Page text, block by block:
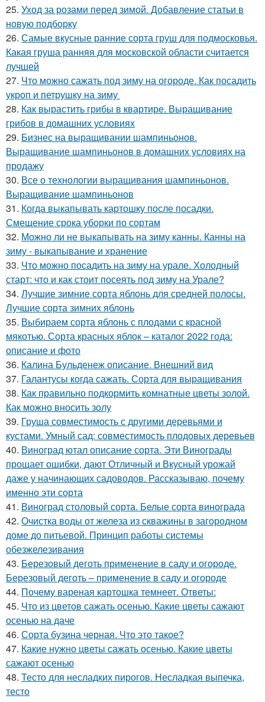
25. Уход за розами перед зимой. Добавление статьи в
новую подборку
26. Самые вкусные ранние сорта груш для подмосковья.
Какая груша ранняя для московской области считается
лучшей
27. Что можно сажать под зиму на огороде. Как посадить
укроп и петрушку на зиму
28. Как вырастить грибы в квартире. Выращивание
грибов в домашних условиях
29. Бизнес на выращивании шампиньонов.
Выращивание шампиньонов в домашних условиях на
продажу
30. Все о технологии выращивания шампиньонов.
Выращивание шампиньонов
31. Когда выкапывать картошку после посадки.
Смещение срока уборки по сортам
32. Можно ли не выкапывать на зиму канны. Канны на
зиму - выкапывание и хранение
33. Что можно посадить на зиму на урале. Холодный
старт: что и как стоит посеять под зиму на Урале?
34. Лучшие зимние сорта яблонь для средней полосы.
Лучшие сорта зимних яблонь
35. Выбираем сорта яблонь с плодами с красной
мякотью. Сорта красных яблок – каталог 2022 года:
описание и фото
36. Калина Бульденеж описание. Внешний вид
37. Галантусы когда сажать. Сорта для выращивания
38. Как правильно подкормить комнатные цветы золой.
Как можно вносить золу
39. Груша совместимость с другими деревьями и
кустами. Умный сад: совместимость плодовых деревьев
40. Виноград ютал описание сорта. Эти Винограды
прощает ошибки, дают Отличный и Вкусный урожай
даже у начинающих садоводов. Рассказываю, почему
именно эти сорта
41. Виноград столовый сорта. Белые сорта винограда
42. Очистка воды от железа из скважины в загородном
доме до питьевой. Принцип работы системы
обезжелезивания
43. Березовый деготь применение в саду и огороде.
Березовый деготь – применение в саду и огороде
44. Почему вареная картошка темнеет. Ответы:
45. Что из цветов сажать осенью. Какие цветы сажают
осенью на даче
46. Сорта бузина черная. Что это такое?
47. Какие нужно цветы сажать осенью. Какие цветы
сажают осенью
48. Тесто для несладких пирогов. Несладкая выпечка,
тесто